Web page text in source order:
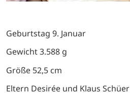
Geburtstag 9. Januar
Gewicht 3.588 g
Größe 52,5 cm
Eltern Desirée und Klaus Schüer